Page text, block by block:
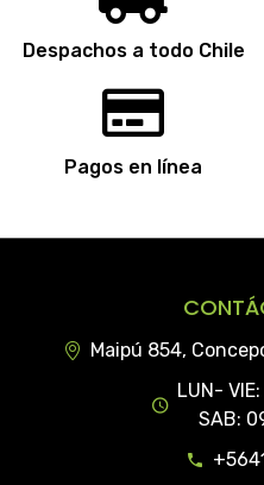
Despachos a todo Chile
Pagos en línea
Maipú 854,
LUN-
SAB: